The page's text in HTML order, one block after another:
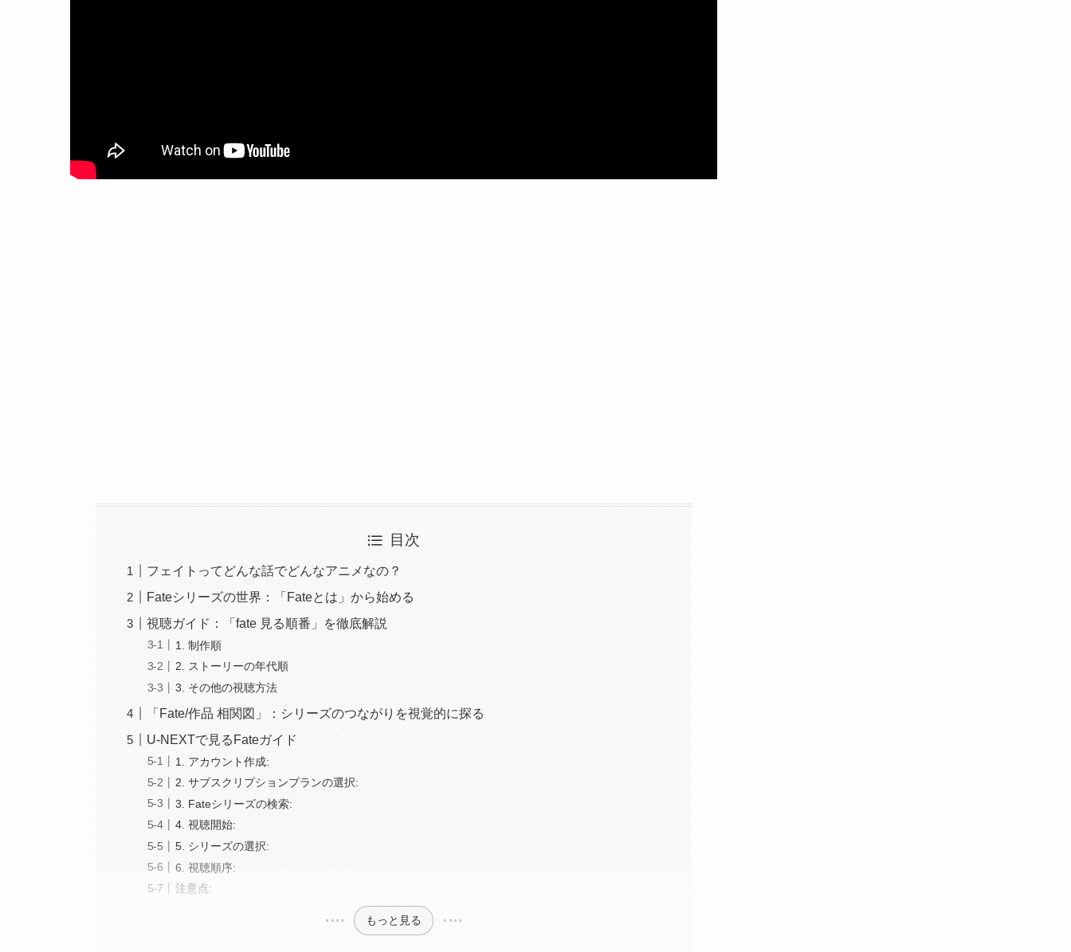
目次
フェイトってどんな話でどんなアニメなの？
Fateシリーズの世界：「Fateとは」から始める
視聴ガイド：「fate 見る順番」を徹底解説
1. 制作順
2. ストーリーの年代順
3. その他の視聴方法
「Fate/作品 相関図」：シリーズのつながりを視覚的に探る
U-NEXTで見るFateガイド
1. アカウント作成:
2. サブスクリプションプランの選択:
3. Fateシリーズの検索:
4. 視聴開始:
5. シリーズの選択:
6. 視聴順序:
注意点:
もっと見る